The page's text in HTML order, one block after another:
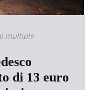
multiple
di 13 euro